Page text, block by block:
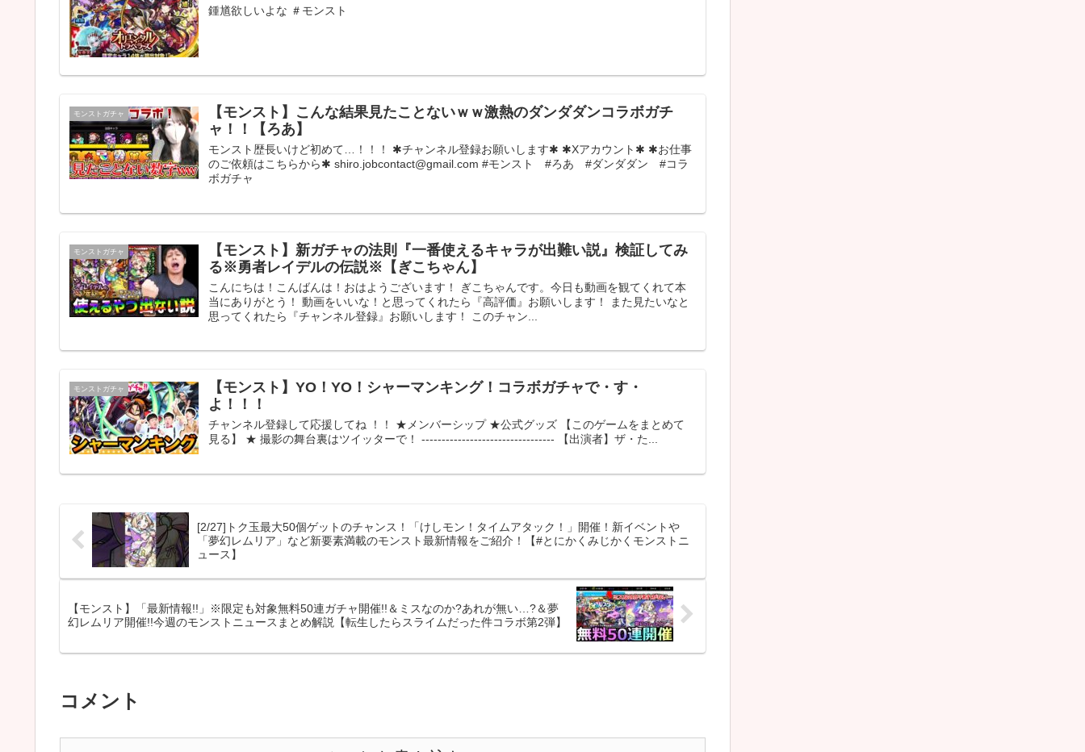
鍾馗欲しいよな ＃モンスト
モンストガチャ
【モンスト】こんな結果見たことないｗｗ激熱のダンダダンコラボガチ
ャ！！【ろあ】
モンスト歴長いけど初めて…！！！ ✱チャンネル登録お願いします✱ ✱Xアカウント✱ ✱お仕事
のご依頼はこちらから✱ shiro.jobcontact@gmail.com #モンスト #ろあ #ダンダダン #コラ
ボガチャ
モンストガチャ
【モンスト】新ガチャの法則『一番使えるキャラが出難い説』検証してみ
る※勇者レイデルの伝説※【ぎこちゃん】
こんにちは！こんばんは！おはようございます！ ぎこちゃんです。今日も動画を観てくれて本
当にありがとう！ 動画をいいな！と思ってくれたら『高評価』お願いします！ また見たいなと
思ってくれたら『チャンネル登録』お願いします！ このチャン...
モンストガチャ
【モンスト】YO！YO！シャーマンキング！コラボガチャで・す・
よ！！！
チャンネル登録して応援してね ！！ ★メンバーシップ ★公式グッズ 【このゲームをまとめて
見る】 ★ 撮影の舞台裏はツイッターで！ --------------------------------- 【出演者】ザ・た...
[2/27]トク玉最大50個ゲットのチャンス！「けしモン！タイムアタック！」開催！新イベントや
「夢幻レムリア」など新要素満載のモンスト最新情報をご紹介！【#とにかくみじかくモンストニ
ュース】
【モンスト】「最新情報!!」※限定も対象無料50連ガチャ開催!!＆ミスなのか?あれが無い…?＆夢
幻レムリア開催!!今週のモンストニュースまとめ解説【転生したらスライムだった件コラボ第2弾】
コメント